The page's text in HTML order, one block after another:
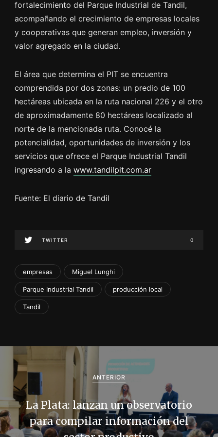
fortalecimiento del Parque Industrial de Tandil,
acompañando el crecimiento de empresas locales
y cooperativas que generan empleo, inversión y
valor agregado en la ciudad.
El área que determina el PIT se encuentra
comprendida por dos zonas: un predio de 100
hectáreas ubicada en la ruta nacional 226 y el otro
de aproximadamente 80 hectáreas localizado al
norte de la mencionada ruta. Conocé la
potencialidad, oportunidades de inversión y los
servicios que ofrece el Parque Industrial Tandil
ingresando a la www.tandilpit.com.ar
Fuente: El diario de Tandil
TWITTER 0
empresas Miguel Lunghi
Parque Industrial Tandil producción local
Tandil
v
e
ANTERIOR
La Plata: lanzan un observatorio
para compilar información del